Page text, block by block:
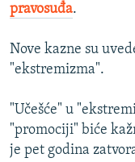
pravosuđa.
Nove kazne su
"ekstremizma".
"Učešće" u
"promociji" biće
je pet godina